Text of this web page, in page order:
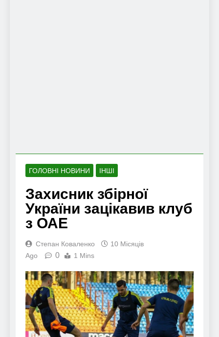
ГОЛОВНІ НОВИНИ ІНШІ
Захисник збірної
України зацікавив клуб
з ОАЕ
Степан Коваленко
10 Місяців
Ago
0 1 Mins